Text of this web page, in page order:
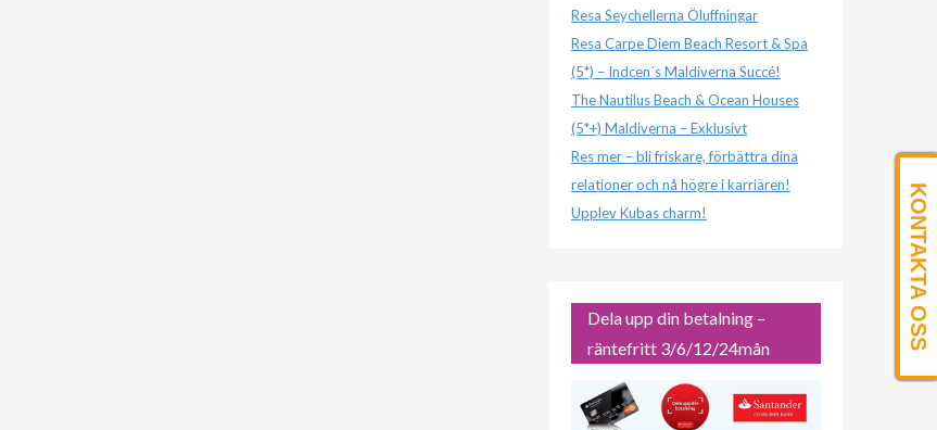
Resa Seychellerna Öluffningar
Resa Carpe Diem Beach Resort & Spa
(5*) – Indcen´s Maldiverna Succé!
The Nautilus Beach & Ocean Houses
(5*+) Maldiverna – Exklusivt
Res mer – bli friskare, förbättra dina
relationer och nå högre i karriären!
Upplev Kubas charm!
Dela upp din betalning –
räntefritt 3/6/12/24mån
KONTAKTA OSS